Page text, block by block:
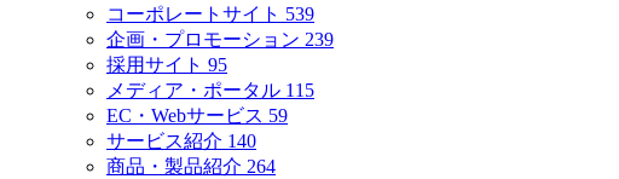
コーポレートサイト 539
企画・プロモーション 239
採用サイト 95
メディア・ポータル 115
EC・Webサービス 59
サービス紹介 140
商品・製品紹介 264